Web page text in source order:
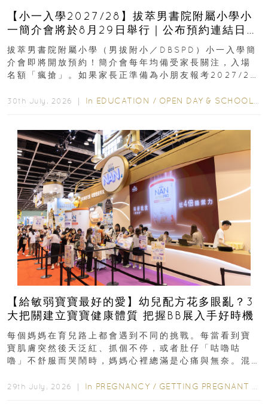
【小一入學2027/28】拔萃男書院附屬小學小
一簡介會將於8月29日舉行｜公布預約連結日期
｜更設有網上重溫
拔萃男書院附屬小學（男拔附小／DBSPD）小一入學簡
介會即將開放預約！簡介會每年均備受家長關注，入場
名額「瘋搶」。如果家長正準備為小朋友報考2027/28
30th July, 2026 ｜ In EDUCATION / OPEN DAY & SCHOOL EVENTS
【給敏弱寶寶最好的愛】幼兒配方花多眼亂？3
大把關建立寶寶健康體質 把握BB展入手好時機
每個媽媽在育兒路上都會遇到不同的挑戰。每當看到寶
寶肌膚突然後天泛紅、抓個不停，或者肚仔「咕嚕咕
嚕」不舒服而哭鬧時，媽媽心裡總滿是心痛與無奈。混
29th July, 2026 ｜ In PREGNANCY / GETTING PREGNANT